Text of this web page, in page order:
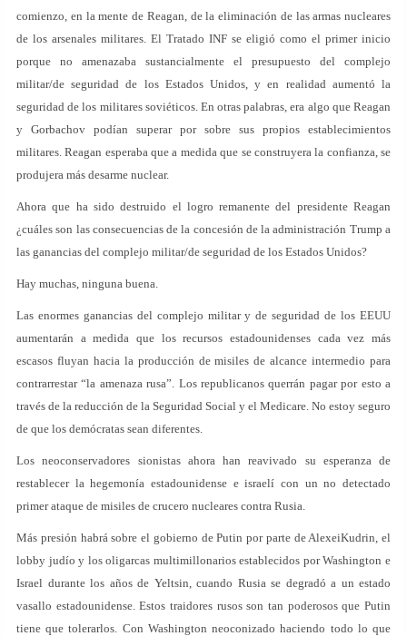
comienzo, en la mente de Reagan, de la eliminación de las armas nucleares
de los arsenales militares. El Tratado INF se eligió como el primer inicio
porque no amenazaba sustancialmente el presupuesto del complejo
militar/de seguridad de los Estados Unidos, y en realidad aumentó la
seguridad de los militares soviéticos. En otras palabras, era algo que Reagan
y Gorbachov podían superar por sobre sus propios establecimientos
militares. Reagan esperaba que a medida que se construyera la confianza, se
produjera más desarme nuclear.
Ahora que ha sido destruido el logro remanente del presidente Reagan
¿cuáles son las consecuencias de la concesión de la administración Trump a
las ganancias del complejo militar/de seguridad de los Estados Unidos?
Hay muchas, ninguna buena.
Las enormes ganancias del complejo militar y de seguridad de los EEUU
aumentarán a medida que los recursos estadounidenses cada vez más
escasos fluyan hacia la producción de misiles de alcance intermedio para
contrarrestar “la amenaza rusa”. Los republicanos querrán pagar por esto a
través de la reducción de la Seguridad Social y el Medicare. No estoy seguro
de que los demócratas sean diferentes.
Los neoconservadores sionistas ahora han reavivado su esperanza de
restablecer la hegemonía estadounidense e israelí con un no detectado
primer ataque de misiles de crucero nucleares contra Rusia.
Más presión habrá sobre el gobierno de Putin por parte de AlexeiKudrin, el
lobby judío y los oligarcas multimillonarios establecidos por Washington e
Israel durante los años de Yeltsin, cuando Rusia se degradó a un estado
vasallo estadounidense. Estos traidores rusos son tan poderosos que Putin
tiene que tolerarlos. Con Washington neoconizado haciendo todo lo que